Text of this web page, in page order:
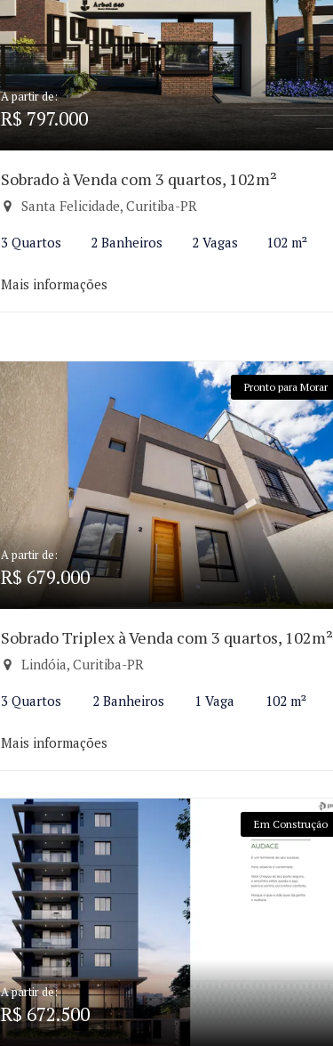
A partir de:
R$ 797.000
Sobrado à Venda com 3 quartos, 102m²
Santa Felicidade, Curitiba-PR
3 Quartos 2 Banheiros 2 Vagas 102 m²
Mais informações
Pronto para Morar
A partir de:
R$ 679.000
Sobrado Triplex à Venda com 3 quartos, 102m²
Lindóia, Curitiba-PR
3 Quartos 2 Banheiros 1 Vaga 102 m²
Mais informações
Em Construção
A partir de:
R$ 672.500